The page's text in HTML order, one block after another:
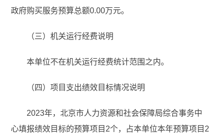
政府购买服务预算总额0.00万元。
（三）机关运行经费说明
本单位不在机关运行经费统计范围之内。
（四）项目支出绩效目标情况说明
2023年，北京市人力资源和社会保障局综合事务中
心填报绩效目标的预算项目2个，占本单位本年预算项目2